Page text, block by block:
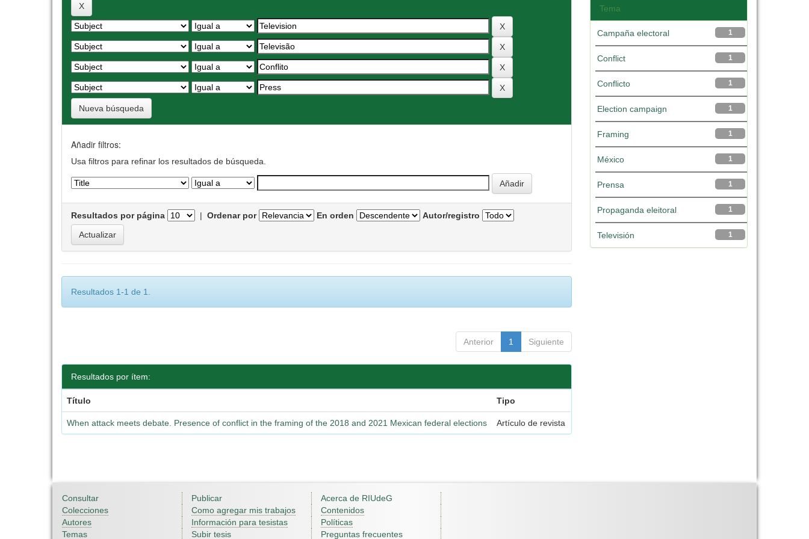
Nueva búsqueda
Añadir filtros:
Usa filtros para refinar los resultados de búsqueda.
Resultados por página | Ordenar por En orden Autor/registro
Resultados 1-1 de 1.
Anterior 1 Siguiente
Resultados por ítem:
Título Tipo
When attack meets debate. Presence of conflict in the framing of the 2018 and 2021 Mexican federal elections Artículo de revista
Tema
1
Campaña electoral
1
Conflict
1
Conflicto
1
Election campaign
1
Framing
1
México
1
Prensa
1
Propaganda eleitoral
1
Televisión
Consultar
Colecciones
Autores
Temas
Publicar
Como agregar mis trabajos
Información para tesistas
Subir tesis
Acerca de RIUdeG
Contenidos
Políticas
Preguntas frecuentes